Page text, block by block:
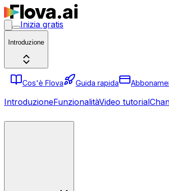
Inizia gratis
Introduzione
Cos'è Flova Guida rapida
IntroduzioneFunzionalitàVideo tutorial